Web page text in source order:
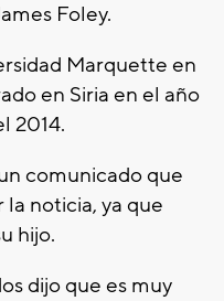
Foley.
Marquette en
en Siria en el año
2014.
comunicado que
la noticia, ya que
hijo.
dijo que es muy